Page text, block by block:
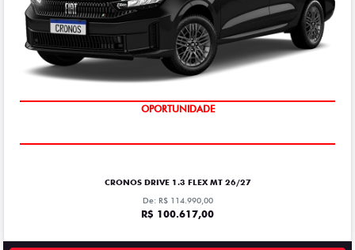
OPORTUNIDADE
CRONOS DRIVE 1.3 FLEX MT 26/27
De: R$ 114.990,00
R$ 100.617,00